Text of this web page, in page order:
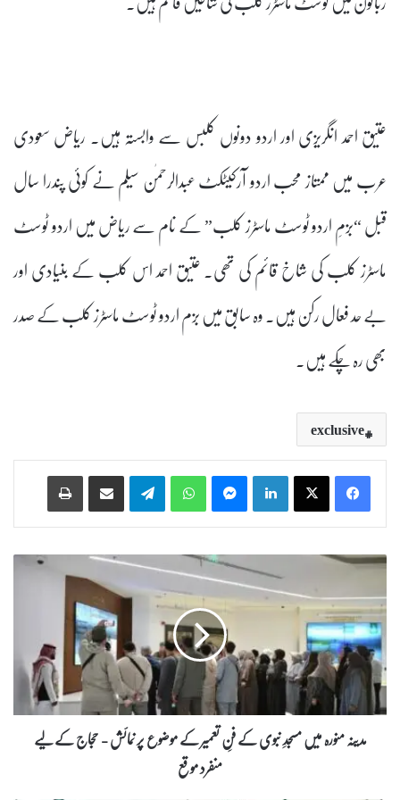
عتیق احمد انگریزی اور اردو دونوں کلبس سے وابستہ ہیں۔ ریاض سعودی
عرب میں ممتاز محب اردو آرکیٹکٹ عبدالرحمٰن سیلم نے کوئی پندرا سال
قبل “بزمِ اردو ٹوسٹ ماسٹرز کلب” کے نام سے ریاض میں اردو ٹوسٹ
ماسٹرز کلب کی شاخ قائم کی تھی۔ عتیق احمد اس کلب کے بنیادی اور
بے حد فعال رکن ہیں۔ وہ سابق میں بزم اردو ٹوسٹ ماسٹرز کلب کے صدر
بھی رہ چکے ہیں۔
exclusive
LinkedIn
WhatsApp
Telegram
م
ی
ن
ہ
م
ن
و
ر
مدینہ منورہ میں مسجدِ نبوی کے فنِ تعمیر کے موضوع پر نمائش - حجاج کے لیے
منفرد موقع